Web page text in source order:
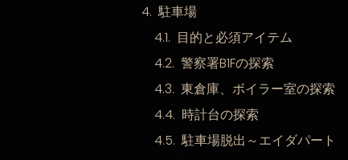
駐車場
目的と必須アイテム
警察署B1Fの探索
東倉庫、ボイラー室の探索
時計台の探索
駐車場脱出～エイダパート